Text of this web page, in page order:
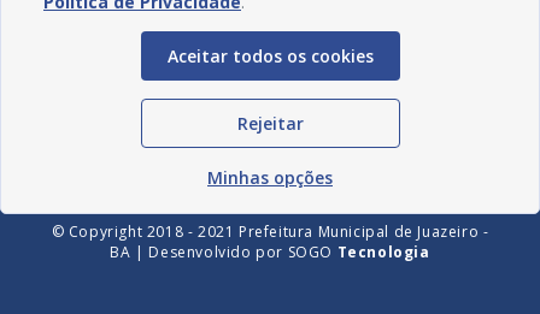
Redes Sociais
© Copyright 2018 - 2021 Prefeitura Municipal de Juazeiro -
BA | Desenvolvido por SOGO Tecnologia
Aceitar todos os cookies
Rejeitar
Minhas opções